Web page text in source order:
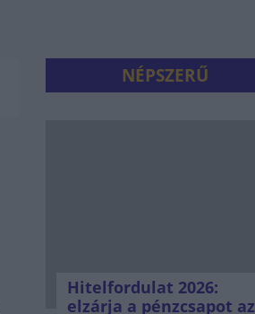
NÉPSZERŰ
Hitelfordulat 2026:
elzárja a pénzcsapot az